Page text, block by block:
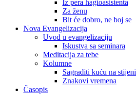
Iz pera hagioasistenta
Za ženu
Bit će dobro, ne boj se
Nova Evangelizacija
Uvod u evangelizaciju
Iskustva sa seminara
Meditacija za tebe
Kolumne
Sagraditi kuću na stijeni
Znakovi vremena
Časopis